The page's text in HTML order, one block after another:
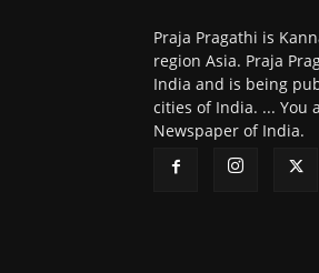
Praja Pragathi is
region Asia. Praja
India and is being
cities of India. ... You
Newspaper of India.